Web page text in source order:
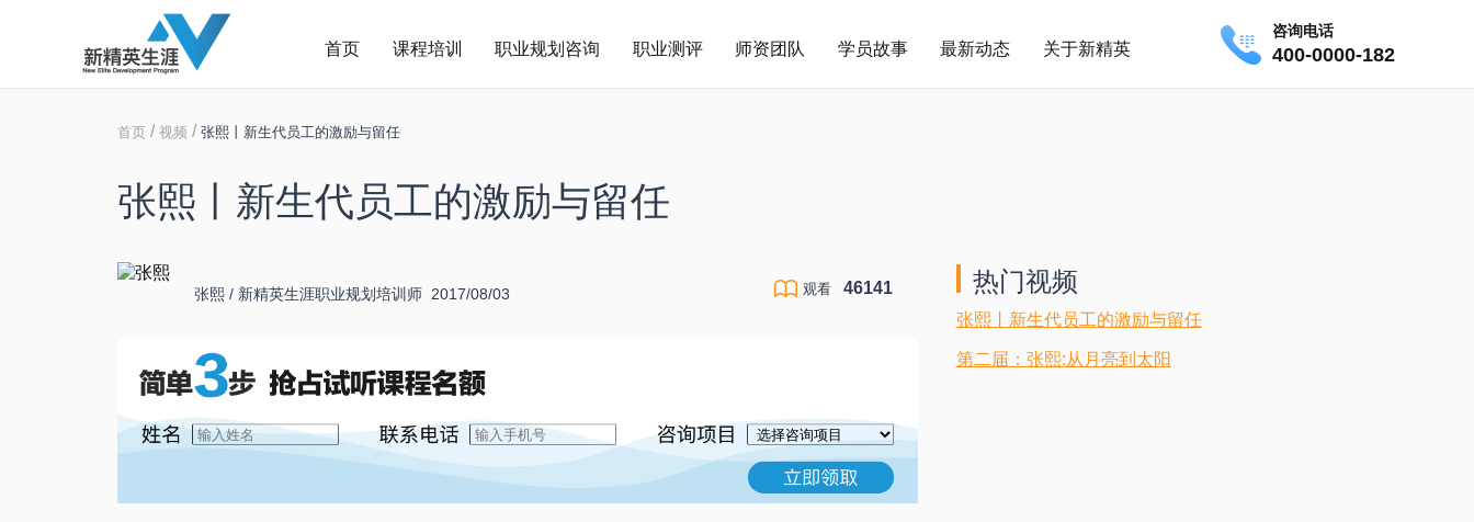
首页 课程培训 职业规划咨询 职业测评 师资团队 学员故事 最新动态 关于新精英
咨询电话
400-0000-182
首页/ 视频 / 张熙丨新生代员工的激励与留任
张熙丨新生代员工的激励与留任
张熙 / 新精英生涯职业规划培训师 2017/08/03 观看 46141 热门视频
张熙丨新生代员工的激励与留任
第二届：张熙:从月亮到太阳